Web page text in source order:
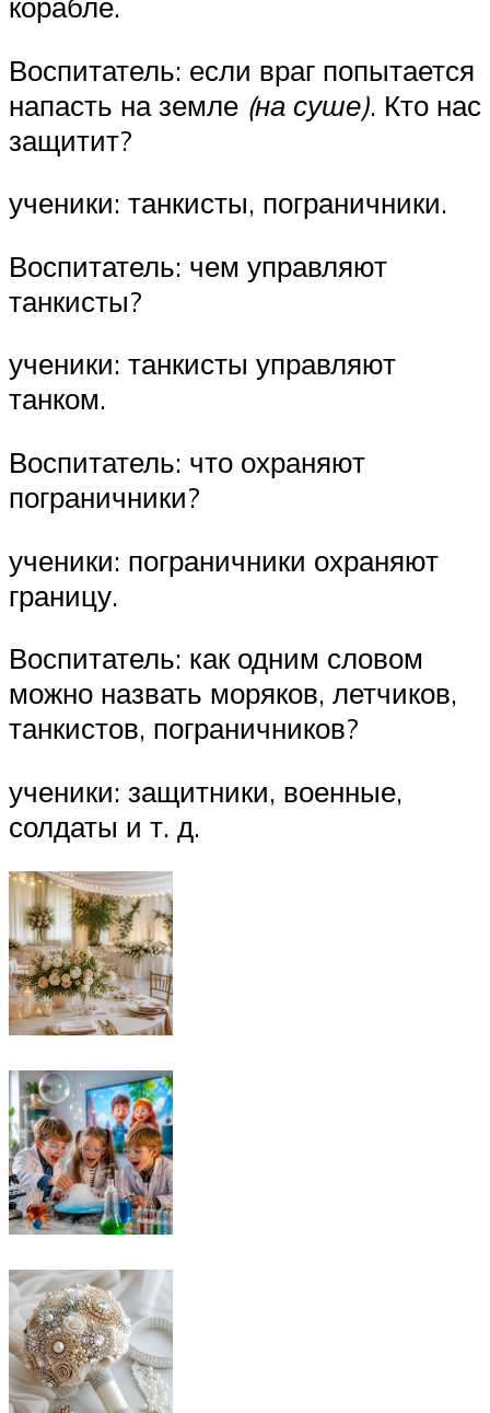
Воспитатель: если враг попытается
напасть на земле (на суше). Кто нас
защитит?
ученики: танкисты, пограничники.
Воспитатель: чем управляют
танкисты?
ученики: танкисты управляют
танком.
Воспитатель: что охраняют
пограничники?
ученики: пограничники охраняют
границу.
Воспитатель: как одним словом
можно назвать моряков, летчиков,
танкистов, пограничников?
ученики: защитники, военные,
солдаты и т. д.